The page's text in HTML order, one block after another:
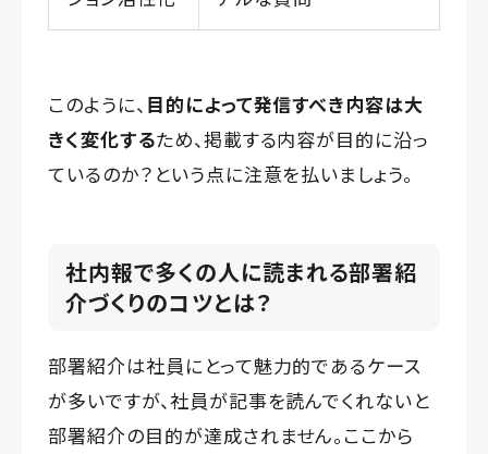
このように、 目的によって発信すべき内容は大
きく変化するため、掲載する内容が目的に沿っ
ているのか？という点に注意を払いましょう。
社内報で多くの人に読まれる部署紹
介づくりのコツとは？
部署紹介は社員にとって魅力的であるケース
が多いですが、社員が記事を読んでくれないと
部署紹介の目的が達成されません。ここから